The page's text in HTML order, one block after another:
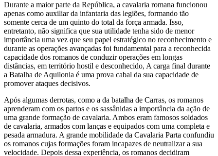
Durante a maior parte da República, a cavalaria romana funcionou
apenas como auxiliar da infantaria das legiões, formando tão
somente cerca de um quinto do total da força armada. Isso,
entretanto, não significa que sua utilidade tenha sido de menor
importância uma vez que seu papel estratégico no reconhecimento e
durante as operações avançadas foi fundamental para a reconhecida
capacidade dos romanos de conduzir operações em longas
distâncias, em território hostil e desconhecido, A carga final durante
a Batalha de Aquilonia é uma prova cabal da sua capacidade de
promover ataques decisivos.
Após algumas derrotas, como a da batalha de Carras, os romanos
aprenderam com os partos e os sassânidas a importância da ação de
uma grande formação de cavalaria. Ambos eram famosos soldados
de cavalaria, armados com lanças e equipados com uma completa e
pesada armadura. A grande mobilidade da Cavalaria Parta confundiu
os romanos cujas formações foram incapazes de neutralizar a sua
velocidade. Depois dessa experiência, os romanos decidiram